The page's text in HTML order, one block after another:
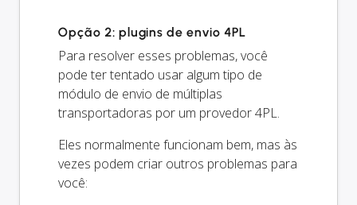
Opção 2: plugins de envio 4PL
Para resolver esses problemas, você
pode ter tentado usar algum tipo de
módulo de envio de múltiplas
transportadoras por um provedor 4PL.
Eles normalmente funcionam bem, mas às
vezes podem criar outros problemas para
você: